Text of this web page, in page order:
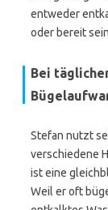
entweder
oder bereit
Bei
Stefan nutzt
verschiedene
ist eine
Weil er oft